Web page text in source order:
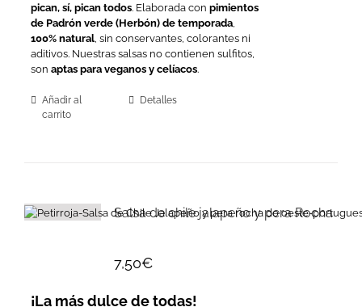
pican, sí, pican todos. Elaborada con pimientos
de Padrón verde (Herbón) de temporada,
100% natural, sin conservantes, colorantes ni
aditivos. Nuestras salsas no contienen sulfitos,
son aptas para veganos y celíacos.
Añadir al
carrito
Detalles
Salsa de chile jalapeño y pera Rocha
7,50€
¡La más dulce de todas!